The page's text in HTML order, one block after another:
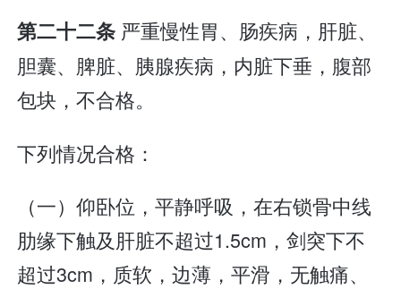
第二十二条 严重慢性胃、肠疾病，肝脏、
胆囊、脾脏、胰腺疾病，内脏下垂，腹部
包块，不合格。
下列情况合格：
（一）仰卧位，平静呼吸，在右锁骨中线
肋缘下触及肝脏不超过1.5cm，剑突下不
超过3cm，质软，边薄，平滑，无触痛、